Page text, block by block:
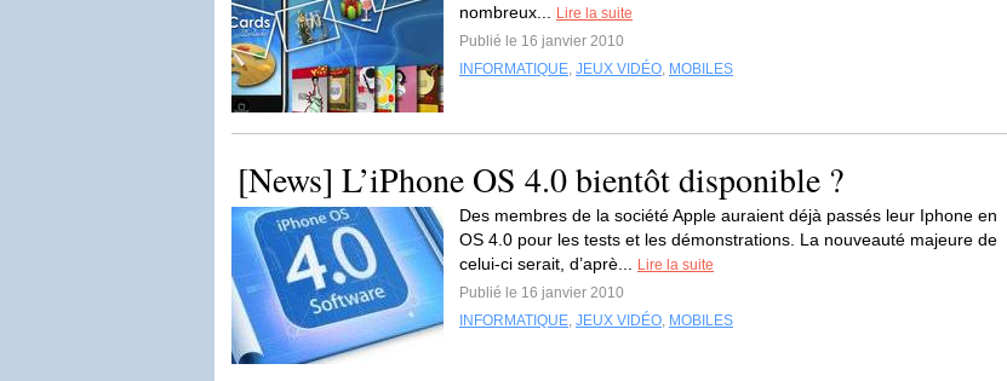
nombreux...
Lire la suite
Publié le 16 janvier 2010
INFORMATIQUE, JEUX VIDÉO, MOBILES
[News] L’iPhone OS 4.0 bientôt disponible ?
Des membres de la société Apple auraient déjà passés leur Iphone en
OS 4.0 pour les tests et les démonstrations. La nouveauté majeure de
celui-ci serait, d’aprè...
Lire la suite
Publié le 16 janvier 2010
INFORMATIQUE, JEUX VIDÉO, MOBILES